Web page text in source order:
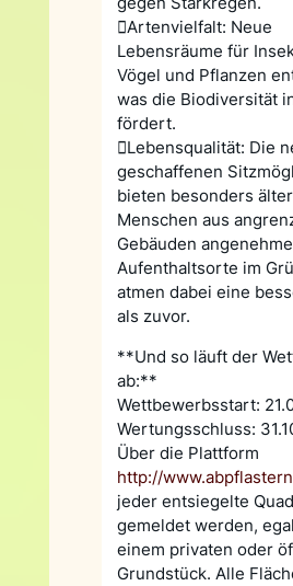
Artenvielfalt: Neue
Lebensräume für
Vögel und Pflanzen
was die Biodiversität
fördert.
Lebensqualität: Die
geschaffenen
bieten besonders
Menschen aus
Gebäuden angenehme
Aufenthaltsorte im
atmen dabei eine
als zuvor.
**Und so läuft der
ab:**
Wettbewerbsstart:
Wertungsschluss:
Über die Plattform
http://
jeder entsiegelte
gemeldet werden,
einem privaten oder
Grundstück. Alle